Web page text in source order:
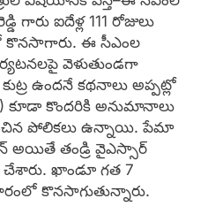
గారు ఐదేళ్ల 111 రోజులు
కొనసాగారు. ఈ సీఎంల
వెళుతుండగా
ఉందనే కథనాలు అప్పట్లో
కూడా కొందరికి అనుమానాలు
పోలికలు ఉన్నాయి. పేమా
అయితే తండ్రి వైఎస్సార్‌
చేశారు. ఖాండూ గత 7
కొనసాగుతున్నారు.